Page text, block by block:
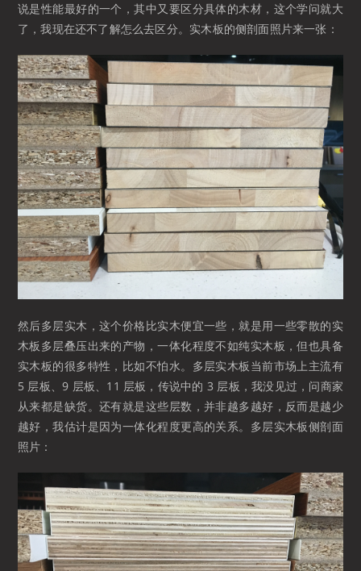
说是性能最好的一个，其中又要区分具体的木材，这个学问就大
了，我现在还不了解怎么去区分。实木板的侧剖面照片来一张：
然后多层实木，这个价格比实木便宜一些，就是用一些零散的实
木板多层叠压出来的产物，一体化程度不如纯实木板，但也具备
实木板的很多特性，比如不怕水。多层实木板当前市场上主流有
5 层板、9 层板、11 层板，传说中的 3 层板，我没见过，问商家
从来都是缺货。还有就是这些层数，并非越多越好，反而是越少
越好，我估计是因为一体化程度更高的关系。多层实木板侧剖面
照片：